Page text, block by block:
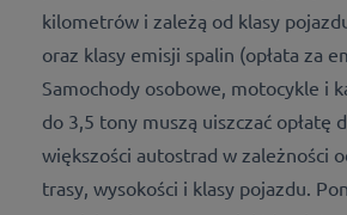
kilometrów i zależą od klasy
oraz klasy emisji spalin (opłata za
Samochody osobowe, motocykle i
do 3,5 tony muszą uiszczać opłatę
większości autostrad w zależności
trasy, wysokości i klasy pojazdu.